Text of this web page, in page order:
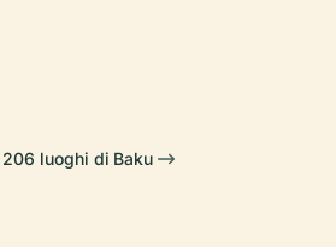
luoghi di Baku